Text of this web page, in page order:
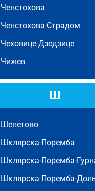
Ченстохова
Ченстохова-Страдом
Чеховице-Дзедзице
Чижев
Ш
Шепетово
Шклярска-Поремба
Шклярска-Поремба-
Шклярска-Поремба-